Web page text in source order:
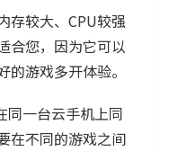
存较大、CPU较强
合您，因为它可以
游戏多开体验。
同一台云手机上同
在不同的游戏之间